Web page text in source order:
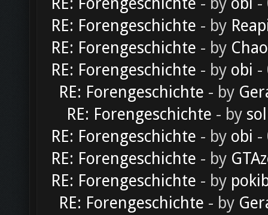
RE: Forengeschichte - by
RE: Forengeschichte - by
RE: Forengeschichte - by obi -
RE: Forengeschichte - by
RE: Forengeschichte - by
RE: Forengeschichte - by obi -
RE: Forengeschichte - by
RE: Forengeschichte - by
RE: Forengeschichte - by